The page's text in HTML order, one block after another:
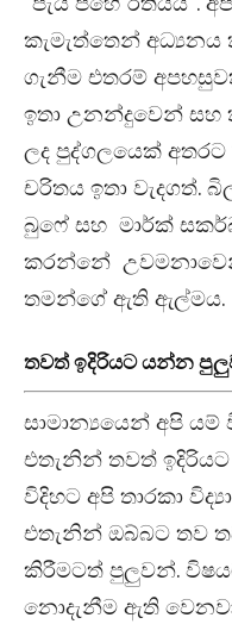
කැමැත්තෙන්
ගැනීම එතරම්
ඉතා උනන්දුවෙන් සහ
ලද පුද්ගලයෙක්
චරිතය ඉතා වැදගත්.
බුෆේ සහ මාර්ක්
කරන්නේ
තමන්ගේ ඇති ඇල්මය.
තවත් ඉදිරියට යන්න
සාමාන්‍යයෙන් අපි
එතැනින් තවත්
විදිහට අපි තාරකා
එතැනින් ඔබ්බට තව
කිරීමටත් පුලුවන්.
නොදැනීම ඇති